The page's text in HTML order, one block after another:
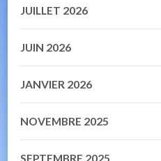
JUILLET 2026
JUIN 2026
JANVIER 2026
NOVEMBRE 2025
SEPTEMBRE 2025